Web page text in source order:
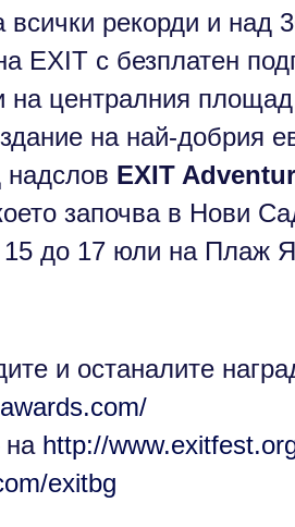
всички рекорди и над
EXIT с безплатен
на централния
на най-добрия
надслов EXIT
започва в Нови
до 17 юли на Плаж
и останалите
http://
exitbg